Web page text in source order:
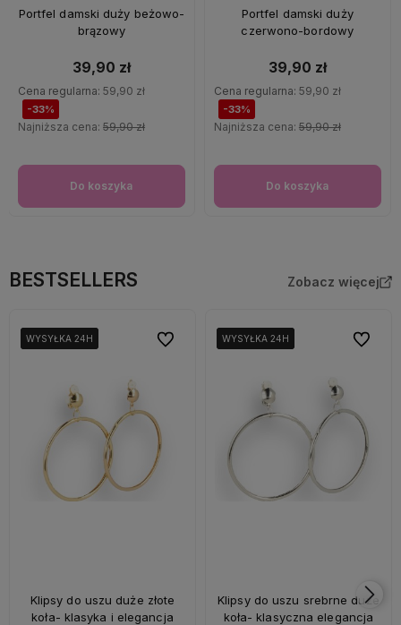
OKAZJA
Portfel damski duży beżowo-
brązowy
39,90 zł
Cena regularna:59,90 zł
-33%
Najniższa cena:59,90 zł
Do koszyka
Portfel damski duży
czerwono-bordowy
39,90 zł
Cena regularna: 59,90 zł
-33%
Najniższa cena: 59,90 zł
Do koszyka
BESTSELLERS Zobacz więcej
WYSYŁKA 24H
WYSYŁKA 24H
WYSYŁKA 24H
Klipsy do uszu duże złote
koła- klasyka i elegancja
Do ulubionychWYSYŁKA 24H
WYSYŁKA 24H
WYSYŁKA 24H
Klipsy do uszu srebrne duże
koła- klasyczna elegancja
Do